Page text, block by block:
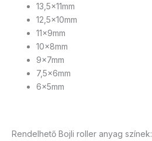
13,5x11mm
12,5x10mm
11x9mm
10x8mm
9x7mm
7,5x6mm
6x5mm
Rendelhető Bojli roller anyag színek: